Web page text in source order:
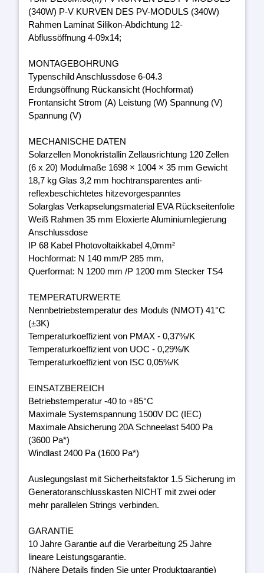
(340W) P-V KURVEN DES PV-MODULS (340W)
Rahmen Laminat Silikon-Abdichtung 12-
Abflussöffnung 4-09x14;
MONTAGEBOHRUNG
Typenschild Anschlussdose 6-04.3
Erdungsöffnung Rückansicht (Hochformat)
Frontansicht Strom (A) Leistung (W) Spannung (V)
Spannung (V)
MECHANISCHE DATEN
Solarzellen Monokristallin Zellausrichtung 120 Zellen
(6 x 20) Modulmaße 1698 × 1004 × 35 mm Gewicht
18,7 kg Glas 3,2 mm hochtransparentes anti-
reflexbeschichtetes hitzevorgespanntes
Solarglas Verkapselungsmaterial EVA Rückseitenfolie
Weiß Rahmen 35 mm Eloxierte Aluminiumlegierung
Anschlussdose
IP 68 Kabel Photovoltaikkabel 4,0mm²
Hochformat: N 140 mm/P 285 mm,
Querformat: N 1200 mm /P 1200 mm Stecker TS4
TEMPERATURWERTE
Nennbetriebstemperatur des Moduls (NMOT) 41°C
(±3K)
Temperaturkoeffizient von PMAX - 0,37%/K
Temperaturkoeffizient von UOC - 0,29%/K
Temperaturkoeffizient von ISC 0,05%/K
EINSATZBEREICH
Betriebstemperatur -40 to +85°C
Maximale Systemspannung 1500V DC (IEC)
Maximale Absicherung 20A Schneelast 5400 Pa
(3600 Pa*)
Windlast 2400 Pa (1600 Pa*)
Auslegungslast mit Sicherheitsfaktor 1.5 Sicherung im
Generatoranschlusskasten NICHT mit zwei oder
mehr parallelen Strings verbinden.
GARANTIE
10 Jahre Garantie auf die Verarbeitung 25 Jahre
lineare Leistungsgarantie.
(Nähere Details finden Sie unter Produktgarantie)